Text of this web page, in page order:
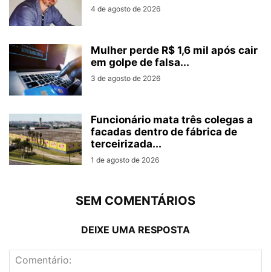
4 de agosto de 2026
Mulher perde R$ 1,6 mil após cair
em golpe de falsa...
3 de agosto de 2026
Funcionário mata três colegas a
facadas dentro de fábrica de
terceirizada...
1 de agosto de 2026
SEM COMENTÁRIOS
DEIXE UMA RESPOSTA